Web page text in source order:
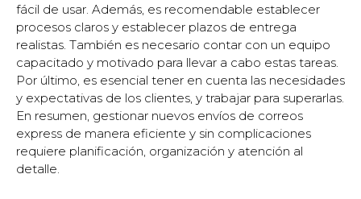
fácil de usar. Además, es recomendable establecer
procesos claros y establecer plazos de entrega
realistas. También es necesario contar con un equipo
capacitado y motivado para llevar a cabo estas tareas.
Por último, es esencial tener en cuenta las necesidades
y expectativas de los clientes, y trabajar para superarlas.
En resumen, gestionar nuevos envíos de correos
express de manera eficiente y sin complicaciones
requiere planificación, organización y atención al
detalle.